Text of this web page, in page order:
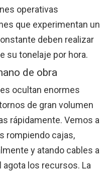
operativas
que experimentan un
deben realizar
su tonelaje por hora.
de obra
ocultan enormes
de gran volumen
rápidamente. Vemos a
rompiendo cajas,
y atando cables a
agota los recursos. La